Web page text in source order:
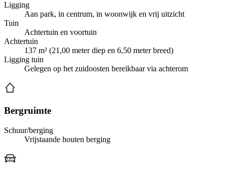
Ligging
Aan park, in centrum, in woonwijk en vrij uitzicht
Tuin
Achtertuin en voortuin
Achtertuin
137 m² (21,00 meter diep en 6,50 meter breed)
Ligging tuin
Gelegen op het zuidoosten bereikbaar via achterom
Bergruimte
Schuur/berging
Vrijstaande houten berging